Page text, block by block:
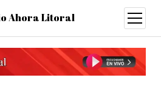
Ahora Litoral
open
menu